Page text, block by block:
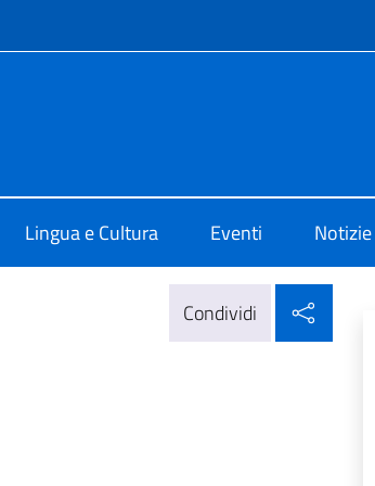
Lingua e Cultura Eventi Notizie
Condividi